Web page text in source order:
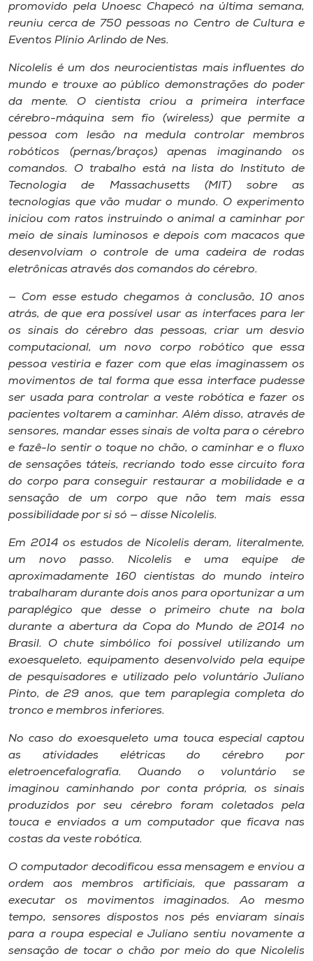
Selecione
promovido pela Unoesc Chapecó na última semana,
reuniu cerca de 750 pessoas no Centro de Cultura e
Eventos Plínio Arlindo de Nes.
Nicolelis é um dos neurocientistas mais influentes do
mundo e trouxe ao público demonstrações do poder
da mente. O cientista criou a primeira interface
cérebro-máquina sem fio (wireless) que permite a
pessoa com lesão na medula controlar membros
robóticos (pernas/braços) apenas imaginando os
comandos. O trabalho está na lista do Instituto de
Tecnologia de Massachusetts (MIT) sobre as
tecnologias que vão mudar o mundo. O experimento
iniciou com ratos instruindo o animal a caminhar por
meio de sinais luminosos e depois com macacos que
desenvolviam o controle de uma cadeira de rodas
eletrônicas através dos comandos do cérebro.
— Com esse estudo chegamos à conclusão, 10 anos
atrás, de que era possível usar as interfaces para ler
os sinais do cérebro das pessoas, criar um desvio
computacional, um novo corpo robótico que essa
pessoa vestiria e fazer com que elas imaginassem os
movimentos de tal forma que essa interface pudesse
ser usada para controlar a veste robótica e fazer os
pacientes voltarem a caminhar. Além disso, através de
sensores, mandar esses sinais de volta para o cérebro
e fazê-lo sentir o toque no chão, o caminhar e o fluxo
de sensações táteis, recriando todo esse circuito fora
do corpo para conseguir restaurar a mobilidade e a
sensação de um corpo que não tem mais essa
possibilidade por si só — disse Nicolelis.
Em 2014 os estudos de Nicolelis deram, literalmente,
um novo passo. Nicolelis e uma equipe de
aproximadamente 160 cientistas do mundo inteiro
trabalharam durante dois anos para oportunizar a um
paraplégico que desse o primeiro chute na bola
durante a abertura da Copa do Mundo de 2014 no
Brasil. O chute simbólico foi possível utilizando um
exoesqueleto, equipamento desenvolvido pela equipe
de pesquisadores e utilizado pelo voluntário Juliano
Pinto, de 29 anos, que tem paraplegia completa do
tronco e membros inferiores.
No caso do exoesqueleto uma touca especial captou
as atividades elétricas do cérebro por
eletroencefalografia. Quando o voluntário se
imaginou caminhando por conta própria, os sinais
produzidos por seu cérebro foram coletados pela
touca e enviados a um computador que ficava nas
costas da veste robótica.
O computador decodificou essa mensagem e enviou a
ordem aos membros artificiais, que passaram a
executar os movimentos imaginados. Ao mesmo
tempo, sensores dispostos nos pés enviaram sinais
para a roupa especial e Juliano sentiu novamente a
sensação de tocar o chão por meio do que Nicolelis